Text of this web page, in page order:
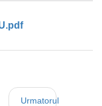
Urmatorul